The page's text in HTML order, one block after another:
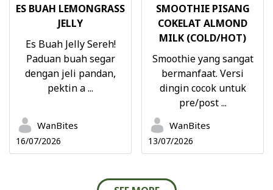
ES BUAH LEMONGRASS
JELLY
Es Buah Jelly Sereh!
Paduan buah segar
dengan jeli pandan,
pektin a ...
WanBites
16/07/2026
SMOOTHIE PISANG
COKELAT ALMOND
MILK (COLD/HOT)
Smoothie yang sangat
bermanfaat. Versi
dingin cocok untuk
pre/post ...
WanBites
13/07/2026